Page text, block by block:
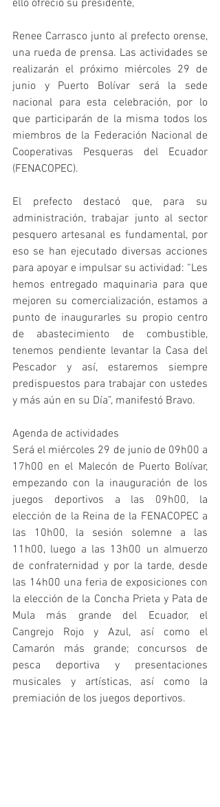
ello ofreció su presidente,
Renee Carrasco junto al prefecto orense,
una rueda de prensa. Las actividades se
realizarán el próximo miércoles 29 de
junio y Puerto Bolívar será la sede
nacional para esta celebración, por lo
que participarán de la misma todos los
miembros de la Federación Nacional de
Cooperativas Pesqueras del Ecuador
(FENACOPEC).
El prefecto destacó que, para su
administración, trabajar junto al sector
pesquero artesanal es fundamental, por
eso se han ejecutado diversas acciones
para apoyar e impulsar su actividad: “Les
hemos entregado maquinaria para que
mejoren su comercialización, estamos a
punto de inaugurarles su propio centro
de abastecimiento de combustible,
tenemos pendiente levantar la Casa del
Pescador y así, estaremos siempre
predispuestos para trabajar con ustedes
y más aún en su Día”, manifestó Bravo.
Agenda de actividades
Será el miércoles 29 de junio de 09h00 a
17h00 en el Malecón de Puerto Bolívar,
empezando con la inauguración de los
juegos deportivos a las 09h00, la
elección de la Reina de la FENACOPEC a
las 10h00, la sesión solemne a las
11h00, luego a las 13h00 un almuerzo
de confraternidad y por la tarde, desde
las 14h00 una feria de exposiciones con
la elección de la Concha Prieta y Pata de
Mula más grande del Ecuador, el
Cangrejo Rojo y Azul, así como el
Camarón más grande; concursos de
pesca deportiva y presentaciones
musicales y artísticas, así como la
premiación de los juegos deportivos.